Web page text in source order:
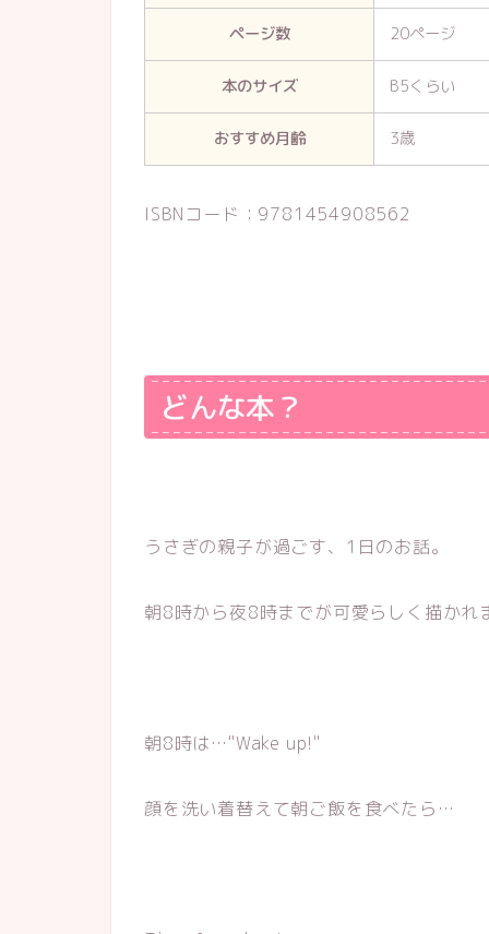
ページ数 20ページ
本のサイズ B5くらい
おすすめ月齢 3歳
ISBNコード：9781454908562
どんな本？
うさぎの親子が過ごす、1日のお話。
朝8時から夜8時までが可愛らしく描かれ
朝8時は…"Wake up!"
顔を洗い着替えて朝ご飯を食べたら…